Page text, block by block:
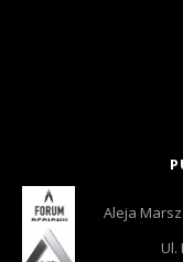
Aleja
Ul.